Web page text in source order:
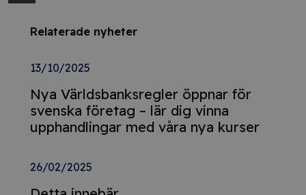
Relaterade nyheter
13/10/2025
Nya Världsbanksregler öppnar för
svenska företag – lär dig vinna
upphandlingar med våra nya kurser
26/02/2025